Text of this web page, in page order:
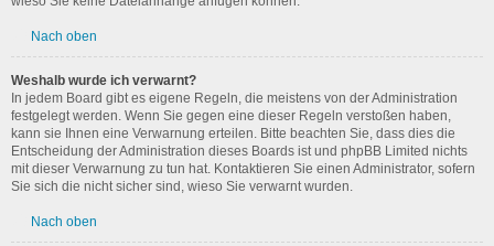
Nach oben
Weshalb wurde ich verwarnt?
In jedem Board gibt es eigene Regeln, die meistens von der Administration
festgelegt werden. Wenn Sie gegen eine dieser Regeln verstoßen haben,
kann sie Ihnen eine Verwarnung erteilen. Bitte beachten Sie, dass dies die
Entscheidung der Administration dieses Boards ist und phpBB Limited nichts
mit dieser Verwarnung zu tun hat. Kontaktieren Sie einen Administrator, sofern
Sie sich die nicht sicher sind, wieso Sie verwarnt wurden.
Nach oben